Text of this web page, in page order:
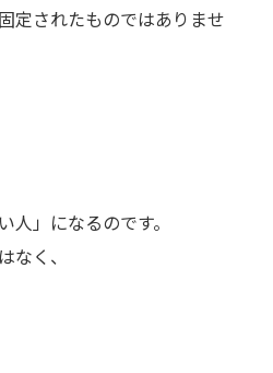
定されたものではありませ
人」になるのです。
なく、